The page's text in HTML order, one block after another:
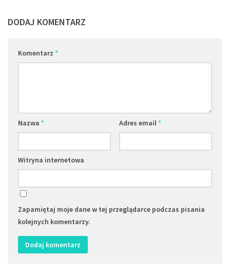
DODAJ KOMENTARZ
Komentarz *
Nazwa * Adres email*
Witryna internetowa
Zapamiętaj moje dane w tej przeglądarce podczas pisania
kolejnych komentarzy.